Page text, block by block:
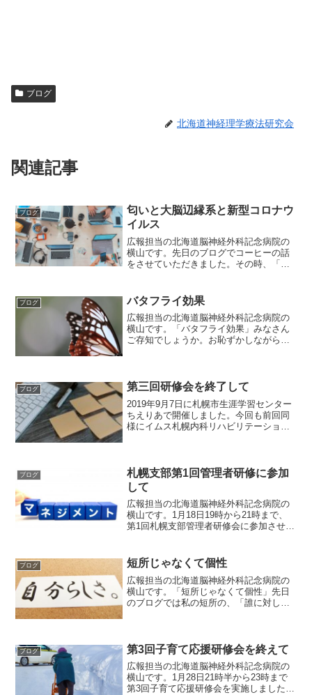
ブログ
北海道神経理学療法研究会
関連記事
ブログ
匂いと大脳辺縁系と新型コロナウ
イルス
広報担当の北海道脳神経外科記念病院の
横山です。先日のブログでコーヒーの話
をさせていただきました。その時、「な
た。さっそく調べてみると、それは「嗅
覚だけは大脳辺縁系の海馬...
ブログ バタフライ効果
広報担当の北海道脳神経外科記念病院の
横山です。「バタフライ効果」みなさん
ご存知でしょうか。お恥ずかしながら私
タフライ効果とは。。。...
ブログ 第三回研修会を終了して
2019年9月7日に札幌市生涯学習センター
ちえりあで開催しました。今回も前回同
様にイムス札幌内科リハビリテーション
参加していただ...
ブログ
札幌支部第1回管理者研修に参加
して
広報担当の北海道脳神経外科記念病院の
横山です。1月18日19時から21時まで、
第1回札幌支部管理者研修会に参加させて
て、メインとなる札幌支部の管理職の
方々との意見交換会を...
ブログ 短所じゃなくて個性
広報担当の北海道脳神経外科記念病院の
横山です。「短所じゃなくて個性」先日
のブログでは私の短所の、「誰に対して
た。私の子供の頃や、中堅と...
ブログ 第3回子育て応援研修会を終えて
広報担当の北海道脳神経外科記念病院の
横山です。1月28日21時半から23時まで
第3回子育て応援研修会を実施しました。